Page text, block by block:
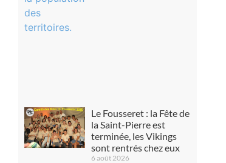
Le Fousseret : la Fête de
la Saint-Pierre est
terminée, les Vikings
sont rentrés chez eux
6 août 2026